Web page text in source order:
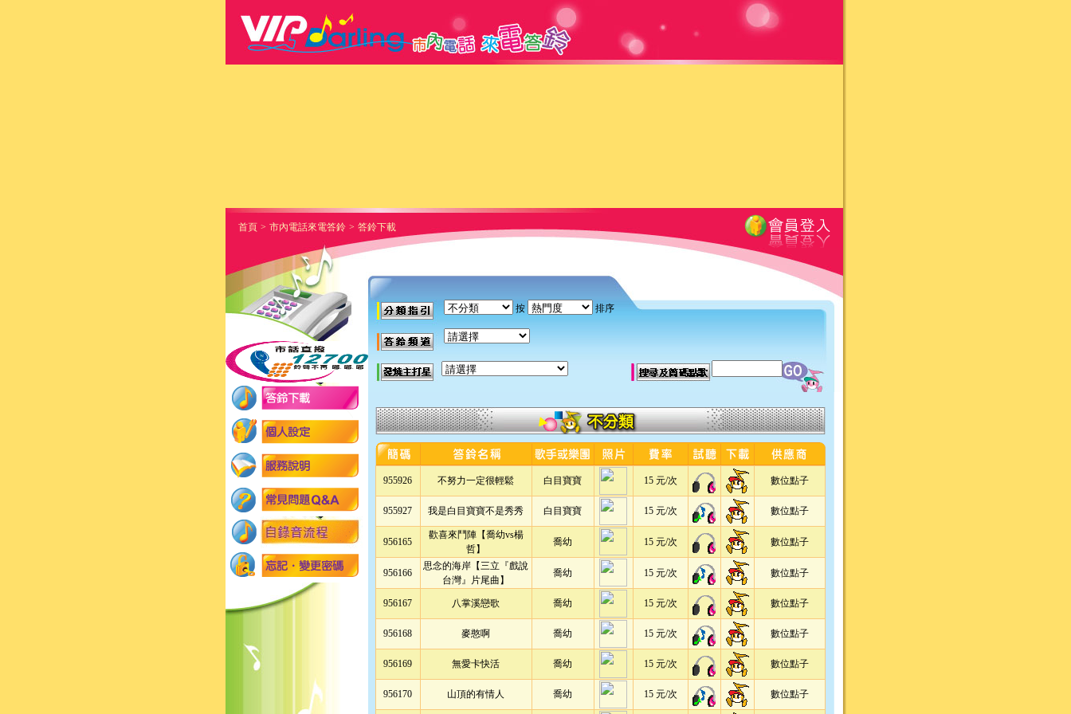
首頁 > 市內電話來電答鈴 > 答鈴下載
按 排序
955926 不努力一定很輕鬆 白目寶寶 15 元/次 數位點子
955927 我是白目寶寶不是秀秀 白目寶寶 15 元/次 數位點子
956165
歡喜來鬥陣【喬幼vs楊
哲】
喬幼 15 元/次 數位點子
956166
思念的海岸【三立『戲說
台灣』片尾曲】
喬幼 15 元/次 數位點子
956167 八掌溪戀歌 喬幼 15 元/次 數位點子
956168 麥憨啊 喬幼 15 元/次 數位點子
956169 無愛卡快活 喬幼 15 元/次 數位點子
956170 山頂的有情人 喬幼 15 元/次 數位點子